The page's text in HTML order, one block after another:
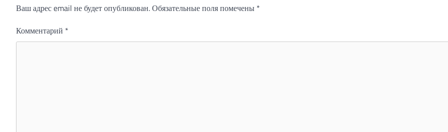
Ваш адрес email не будет опубликован.Обязательные поля помечены *
Комментарий *